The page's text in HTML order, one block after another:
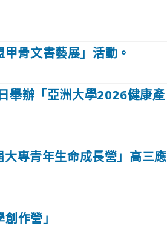
骨文書藝展」活動。
舉辦「亞洲大學2026健康產
專青年生命成長營」高三應
作營」